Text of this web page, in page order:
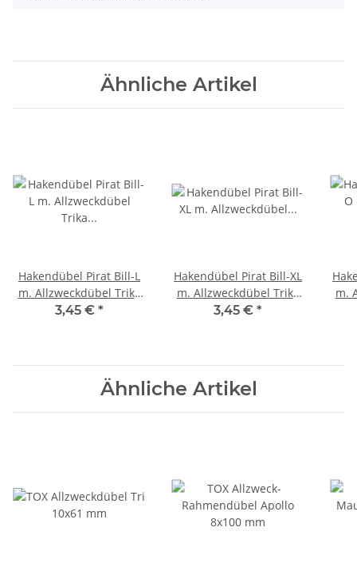
Ähnliche Artikel
Hakendübel Pirat Bill-L
m. Allzweckdübel Trika
BL 4
3,45 € *
Hakendübel Pirat Bill-XL
m. Allzweckdübel Trika
BL 4
3,45 € *
m.
Ähnliche Artikel